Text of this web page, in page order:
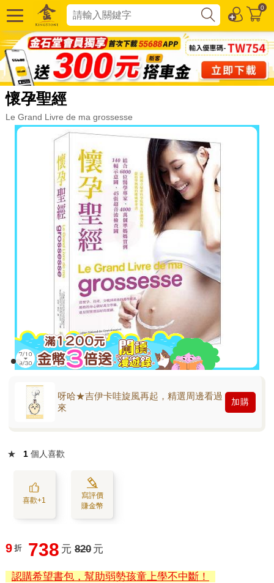
0
懷孕聖經
Le Grand Livre de ma grossesse
呀哈★吉伊卡哇旋風再起，精選周邊看過
來
加購
★ 1 個人喜歡
喜歡+1
寫評價
賺金幣
9 折 738 元 820 元
認購希望書包，幫助弱勢孩童上學不中斷！